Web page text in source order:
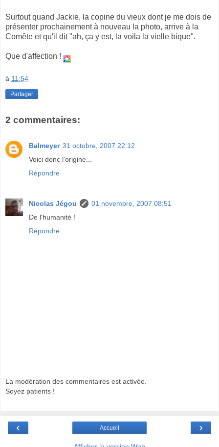
Surtout quand Jackie, la copine du vieux dont je me dois de
présenter prochainement à nouveau la photo, arrive à la
Comête et qu'il dit "ah, ça y est, la voila la vielle bique".
Que d'affection !
à 11:54
Partager
2 commentaires:
Balmeyer 31 octobre, 2007 22:12
Voici donc l'origine...
Répondre
Nicolas Jégou
01 novembre, 2007 08:51
De l'humanité !
Répondre
La modération des commentaires est activée.
Soyez patients !
‹ ›
Accueil